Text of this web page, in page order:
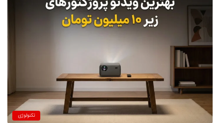
تکنولوژی